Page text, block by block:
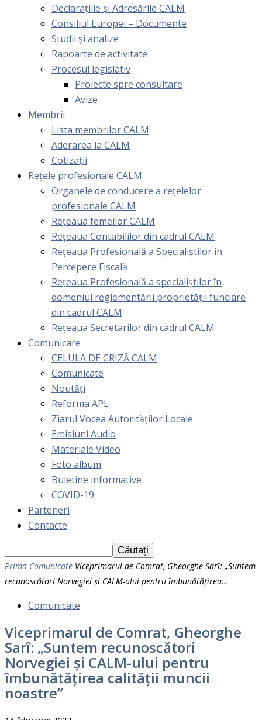
Declarațiile și Adresările CALM
Consiliul Europei – Documente
Studii și analize
Rapoarte de activitate
Procesul legislativ
Proiecte spre consultare
Avize
Membrii
Lista membrilor CALM
Aderarea la CALM
Cotizaţii
Rețele profesionale CALM
Organele de conducere a rețelelor
profesionale CALM
Rețeaua femeilor CALM
Rețeaua Contabililor din cadrul CALM
Rețeaua Profesională a Specialiștilor în
Percepere Fiscală
Reţeaua Profesională a specialiştilor în
domeniul reglementării proprietăţii funciare
din cadrul CALM
Rețeaua Secretarilor din cadrul CALM
Comunicare
CELULA DE CRIZĂ CALM
Comunicate
Noutăți
Reforma APL
Ziarul Vocea Autorităților Locale
Emisiuni Audio
Materiale Video
Foto album
Buletine informative
COVID-19
Parteneri
Contacte
Prima Comunicate Viceprimarul de Comrat, Gheorghe Sarî: „Suntem
recunoscători Norvegiei și CALM-ului pentru îmbunătățirea...
Comunicate
Viceprimarul de Comrat, Gheorghe
Sarî: „Suntem recunoscători
Norvegiei și CALM-ului pentru
îmbunătățirea calității muncii
noastre”